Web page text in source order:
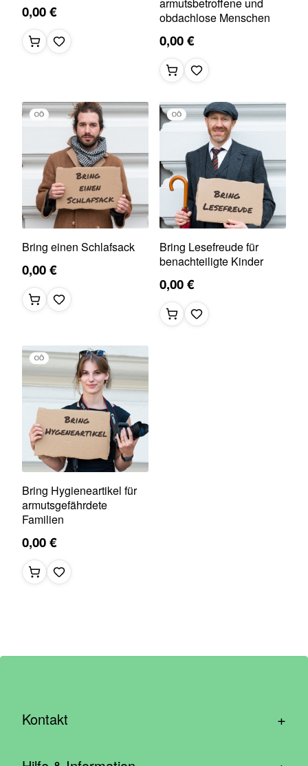
0,00 €
armutsbetroffene und
obdachlose Menschen
0,00 €
Bring einen Schlafsack
0,00 €
Bring Lesefreude für
benachteiligte Kinder
0,00 €
Bring Hygieneartikel für
armutsgefährdete
Familien
0,00 €
Kontakt +